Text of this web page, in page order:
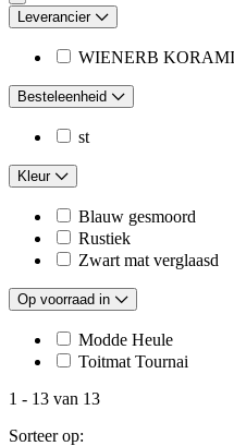
Leverancier
WIENERB
Besteleenheid
st
Kleur
Blauw gesmoord
Rustiek
Zwart mat verglaasd
Op voorraad in
Modde Heule
Toitmat Tournai
1 - 13 van 13
Sorteer op: